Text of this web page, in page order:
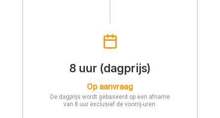
8 uur (dagprijs)
Op aanvraag
De dagprijs wordt gebaseerd op een afname
van 8 uur exclusief de voorrij-uren.